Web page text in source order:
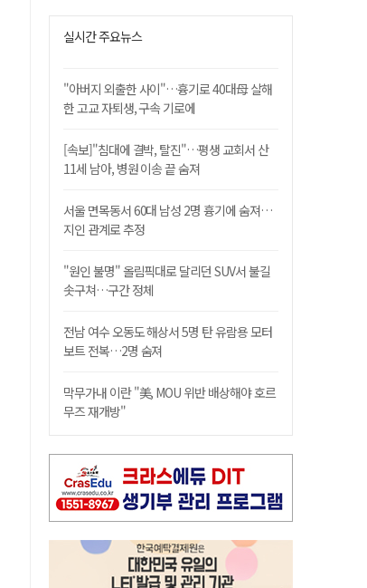
실시간 주요뉴스
"아버지 외출한 사이"…흉기로 40대母 살해
한 고교 자퇴생, 구속 기로에
[속보]"침대에 결박, 탈진"…평생 교회서 산
11세 남아, 병원 이송 끝 숨져
서울 면목동서 60대 남성 2명 흉기에 숨져…
지인 관계로 추정
"원인 불명" 올림픽대로 달리던 SUV서 불길
솟구쳐…구간 정체
전남 여수 오동도 해상서 5명 탄 유람용 모터
보트 전복…2명 숨져
막무가내 이란 "美, MOU 위반 배상해야 호르
무즈 재개방"